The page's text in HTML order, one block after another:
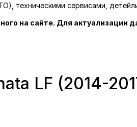
техническими сервисами,
на сайте. Для актуализации
LF (2014-